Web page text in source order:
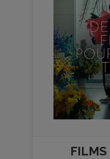
FILMS